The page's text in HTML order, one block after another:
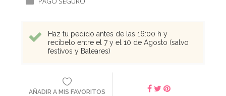
Haz tu pedido antes de las 16:00 h y
recíbelo entre el 7 y el 10 de Agosto (salvo
festivos y Baleares)
AÑADIR A MIS FAVORITOS